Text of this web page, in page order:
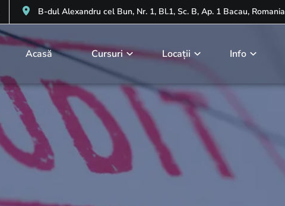
B-dul Alexandru cel Bun, Nr. 1, Bl.1, Sc. B, Ap. 1 Bacau, Romania
Acasă Cursuri Locații Info